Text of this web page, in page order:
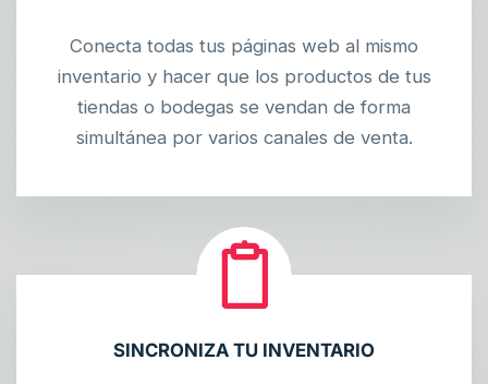
Conecta todas tus páginas web al mismo
inventario y hacer que los productos de tus
tiendas o bodegas se vendan de forma
simultánea por varios canales de venta.
SINCRONIZA TU INVENTARIO